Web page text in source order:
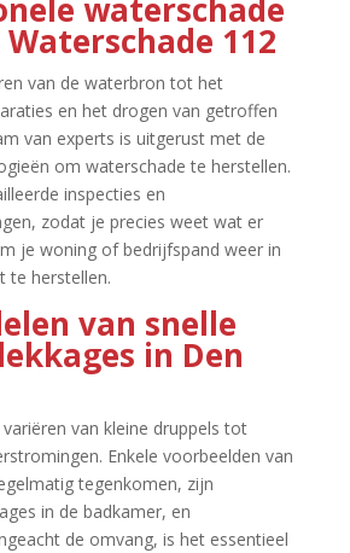
waterschade
112
van de waterbron tot het
en het drogen van getroffen
van experts is uitgerust met de
om waterschade te herstellen.​
inspecties en
zodat je precies weet wat er
je woning of bedrijfspand weer in
te herstellen.​
van snelle
in Den
van kleine druppels tot
Enkele voorbeelden van
tegenkomen, zijn
in de badkamer, en
de omvang, is het essentieel